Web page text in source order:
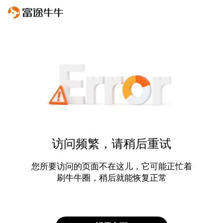
访问频繁，请稍后重试
您所要访问的页面不在这儿，它可能正忙着
刷牛牛圈，稍后就能恢复正常